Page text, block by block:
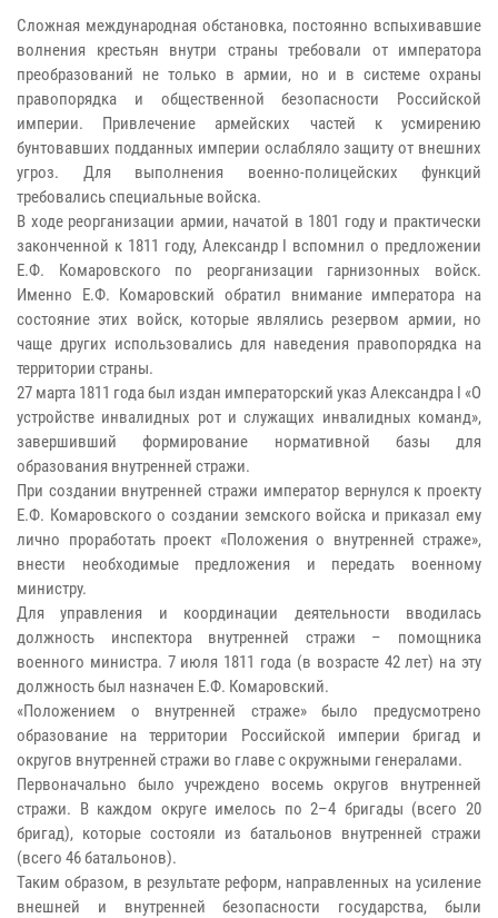
Сложная международная обстановка, постоянно вспыхивавшие
волнения крестьян внутри страны требовали от императора
преобразований не только в армии, но и в системе охраны
правопорядка и общественной безопасности Российской
империи. Привлечение армейских частей к усмирению
бунтовавших подданных империи ослабляло защиту от внешних
угроз. Для выполнения военно-полицейских функций
требовались специальные войска.
В ходе реорганизации армии, начатой в 1801 году и практически
законченной к 1811 году, Александр I вспомнил о предложении
Е.Ф. Комаровского по реорганизации гарнизонных войск.
Именно Е.Ф. Комаровский обратил внимание императора на
состояние этих войск, которые являлись резервом армии, но
чаще других использовались для наведения правопорядка на
территории страны.
27 марта 1811 года был издан императорский указ Александра I «О
устройстве инвалидных рот и служащих инвалидных команд»,
завершивший формирование нормативной базы для
образования внутренней стражи.
При создании внутренней стражи император вернулся к проекту
Е.Ф. Комаровского о создании земского войска и приказал ему
лично проработать проект «Положения о внутренней страже»,
внести необходимые предложения и передать военному
министру.
Для управления и координации деятельности вводилась
должность инспектора внутренней стражи – помощника
военного министра. 7 июля 1811 года (в возрасте 42 лет) на эту
должность был назначен Е.Ф. Комаровский.
«Положением о внутренней страже» было предусмотрено
образование на территории Российской империи бригад и
округов внутренней стражи во главе с окружными генералами.
Первоначально было учреждено восемь округов внутренней
стражи. В каждом округе имелось по 2–4 бригады (всего 20
бригад), которые состояли из батальонов внутренней стражи
(всего 46 батальонов).
Таким образом, в результате реформ, направленных на усиление
внешней и внутренней безопасности государства, были